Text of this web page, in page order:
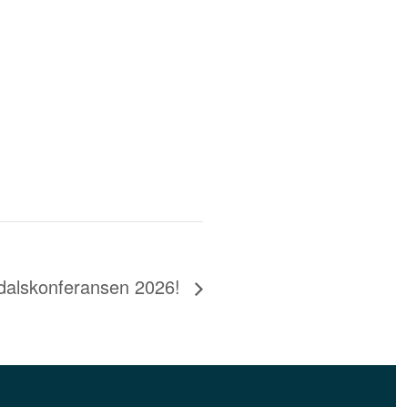
2026!